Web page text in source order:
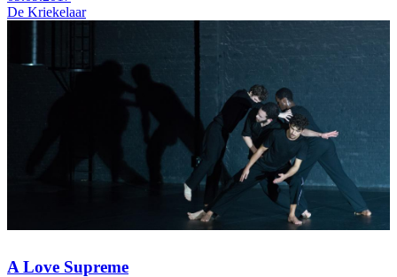
De Kriekelaar
A Love Supreme